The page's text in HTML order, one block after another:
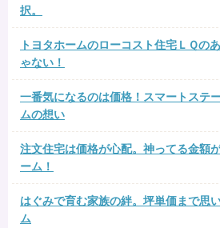
択。
トヨタホームのローコスト住宅ＬＱの
ゃない！
一番気になるのは価格！スマートステ
ムの想い
注文住宅は価格が心配。神ってる金額
ーム！
はぐみで育む家族の絆。坪単価まで思
ム